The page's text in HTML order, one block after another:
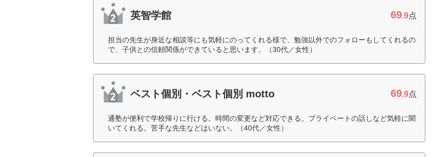
英智学館 69.9点
担当の先生が身近な相談等にも気軽にのってくれる様で、勉強以外でのフォローもしてくれるの
で、子供との信頼関係ができていると思います。（30代／女性）
ベスト個別・ベスト個別 motto 69.9点
通塾が便利で学校帰りに行ける。時間の変更など対応できる。プライベートの話しなど気軽に聞
いてくれる。苦手な先生などはいない。（40代／女性）